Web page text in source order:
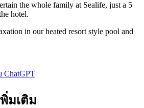
the whole family at Sealife, just a 5
hotel.
in our heated resort style pool and
มเติม